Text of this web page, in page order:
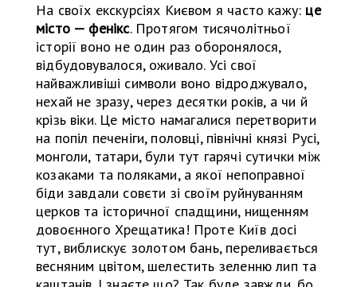
На своїх екскурсіях Києвом я часто кажу: це
місто — фенікс. Протягом тисячолітньої
історії воно не один раз оборонялося,
відбудовувалося, оживало. Усі свої
найважливіші символи воно відроджувало,
нехай не зразу, через десятки років, а чи й
крізь віки. Це місто намагалися перетворити
на попіл печеніги, половці, північні князі Русі,
монголи, татари, були тут гарячі сутички між
козаками та поляками, а якої непоправної
біди завдали совєти зі своїм руйнуванням
церков та історичної спадщини, нищенням
довоєнного Хрещатика! Проте Київ досі
тут, виблискує золотом бань, переливається
весняним цвітом, шелестить зеленню лип та